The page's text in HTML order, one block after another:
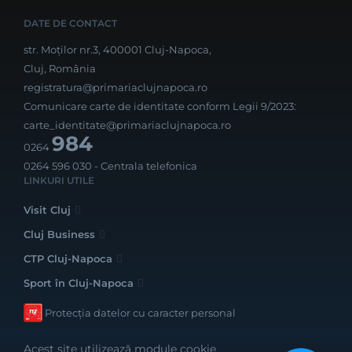
DATE DE CONTACT
str. Moților nr.3, 400001 Cluj-Napoca,
Cluj, România
registratura@primariaclujnapoca.ro
Comunicare carte de identitate conform Legii 9/2023:
carte_identitate@primariaclujnapoca.ro
0264984
0264 596 030 - Centrala telefonica
LINKURI UTILE
Visit Cluj
Cluj Business
CTP Cluj-Napoca
Sport în Cluj-Napoca
Protecția datelor cu caracter personal
Acest site utilizează module cookie